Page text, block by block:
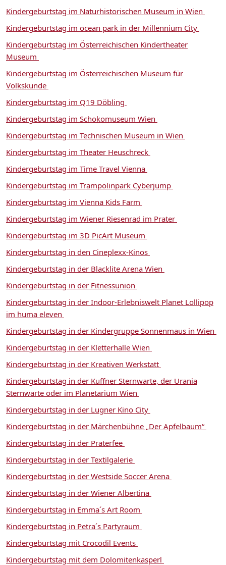
Kindergeburtstag im Naturhistorischen Museum in Wien
Kindergeburtstag im ocean park in der Millennium City
Kindergeburtstag im Österreichischen Kindertheater
Museum
Kindergeburtstag im Österreichischen Museum für
Volkskunde
Kindergeburtstag im Q19 Döbling
Kindergeburtstag im Schokomuseum Wien
Kindergeburtstag im Technischen Museum in Wien
Kindergeburtstag im Theater Heuschreck
Kindergeburtstag im Time Travel Vienna
Kindergeburtstag im Trampolinpark Cyberjump
Kindergeburtstag im Vienna Kids Farm
Kindergeburtstag im Wiener Riesenrad im Prater
Kindergeburtstag im 3D PicArt Museum
Kindergeburtstag in den Cineplexx-Kinos
Kindergeburtstag in der Blacklite Arena Wien
Kindergeburtstag in der Fitnessunion
Kindergeburtstag in der Indoor-Erlebniswelt Planet Lollipop
im huma eleven
Kindergeburtstag in der Kindergruppe Sonnenmaus in Wien
Kindergeburtstag in der Kletterhalle Wien
Kindergeburtstag in der Kreativen Werkstatt
Kindergeburtstag in der Kuffner Sternwarte, der Urania
Sternwarte oder im Planetarium Wien
Kindergeburtstag in der Lugner Kino City
Kindergeburtstag in der Märchenbühne „Der Apfelbaum“
Kindergeburtstag in der Praterfee
Kindergeburtstag in der Textilgalerie
Kindergeburtstag in der Westside Soccer Arena
Kindergeburtstag in der Wiener Albertina
Kindergeburtstag in Emma´s Art Room
Kindergeburtstag in Petra´s Partyraum
Kindergeburtstag mit Crocodil Events
Kindergeburtstag mit dem Dolomitenkasperl